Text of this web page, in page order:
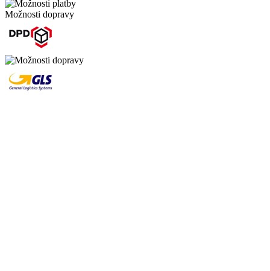
Možnosti dopravy